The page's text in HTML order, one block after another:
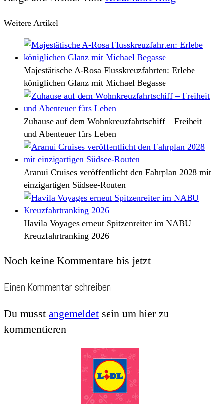
Weitere Artikel
Majestätische A-Rosa Flusskreuzfahrten: Erlebe
königlichen Glanz mit Michael Begasse
Zuhause auf dem Wohnkreuzfahrtschiff – Freiheit
und Abenteuer fürs Leben
Aranui Cruises veröffentlicht den Fahrplan 2028 mit
einzigartigen Südsee-Routen
Havila Voyages erneut Spitzenreiter im NABU
Kreuzfahrtranking 2026
Noch keine Kommentare bis jetzt
Einen Kommentar schreiben
Du musst angemeldet sein um hier zu
kommentieren